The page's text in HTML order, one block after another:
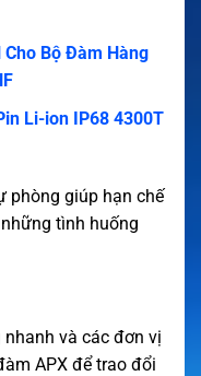
Cho Bộ Đàm Hàng
Li-ion IP68 4300T
phòng giúp hạn chế
tình huống
và các đơn vị
APX để trao đổi